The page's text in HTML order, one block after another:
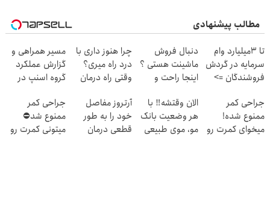
مطالب پیشنهادی
تا 3میلیارد وام
سرمایه در گردش
فروشندگان =>
ثبت کن
دنبال فروش
ماشینت هستی ؟
اینجا راحت و
چرا هنوز داری با
درد راه میری؟
وقتی راه درمان
مسیر همراهی و
گزارش عملکرد
گروه اسنپ در
جراحی کمر
ممنوع شده!
میخوای کمرت رو
الان وقتشه‼️ با
هر وضعیت بانک
مو، موی طبیعی
آرتروز مفاصل
خود را به طور
قطعی درمان
جراحی کمر
ممنوع شد⛔
میتونی کمرت رو